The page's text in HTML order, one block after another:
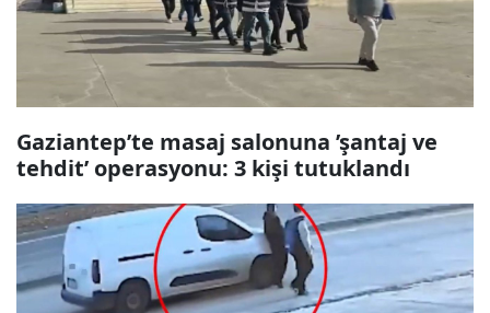
Gaziantep’te masaj salonuna ’şantaj ve
tehdit’ operasyonu: 3 kişi tutuklandı